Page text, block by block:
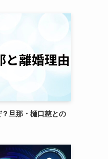
旦那・樋口慈との